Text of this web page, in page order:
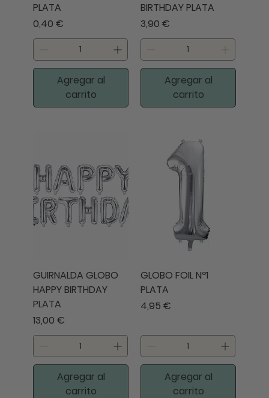
PLATA
Precio
0,40 €
Agregar al
carrito
BIRTHDAY PLATA
Precio
3,90 €
Agregar al
carrito
GUIRNALDA GLOBO
HAPPY BIRTHDAY
PLATA
Precio
13,00 €
Agregar al
carrito
GLOBO FOIL Nº1
PLATA
Precio
4,95 €
Agregar al
carrito